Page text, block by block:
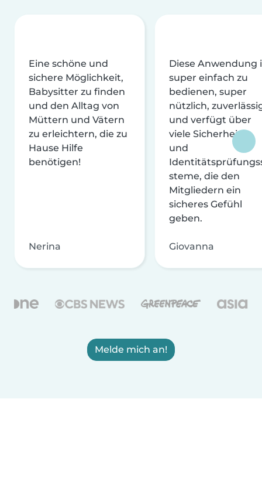
Eine schöne und
sichere Möglichkeit,
Babysitter zu finden
und den Alltag von
Müttern und Vätern
zu erleichtern, die zu
Hause Hilfe
benötigen!
Nerina
Diese Anwendung
super einfach zu
bedienen, super
nützlich,
und verfügt über
viele Sicherheits-
und
steme, die den
Mitgliedern ein
sicheres Gefühl
geben.
Giovanna
Melde mich an!